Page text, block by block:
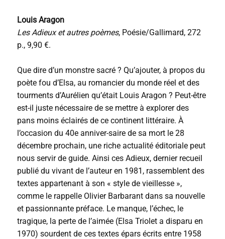
Louis Aragon
Les Adieux et autres poèmes, Poésie/Gallimard, 272
p., 9,90 €.
Que dire d’un monstre sacré ? Qu’ajouter, à propos du
poète fou d’Elsa, au romancier du monde réel et des
tourments d’Aurélien qu’était Louis Aragon ? Peut-être
est-il juste nécessaire de se mettre à explorer des
pans moins éclairés de ce continent littéraire. À
l’occasion du 40e anniver-saire de sa mort le 28
décembre prochain, une riche actualité éditoriale peut
nous servir de guide. Ainsi ces Adieux, dernier recueil
publié du vivant de l’auteur en 1981, rassemblent des
textes appartenant à son « style de vieillesse »,
comme le rappelle Olivier Barbarant dans sa nouvelle
et passionnante préface. Le manque, l’échec, le
tragique, la perte de l’aimée (Elsa Triolet a disparu en
1970) sourdent de ces textes épars écrits entre 1958